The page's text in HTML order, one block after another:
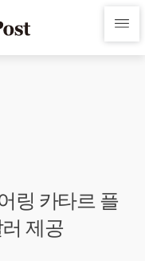
링 카타르 플
제공